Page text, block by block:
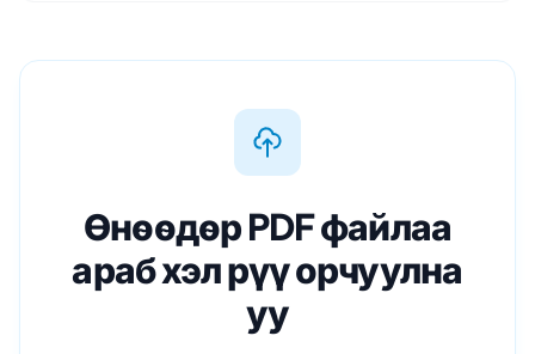
Өнөөдөр PDF файлаа
араб хэл рүү орчуулна
уу